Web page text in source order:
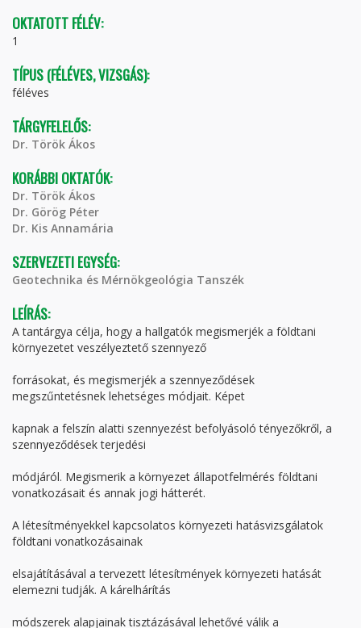
OKTATOTT FÉLÉV:
1
TÍPUS (FÉLÉVES, VIZSGÁS):
féléves
TÁRGYFELELŐS:
Dr. Török Ákos
KORÁBBI OKTATÓK:
Dr. Török Ákos
Dr. Görög Péter
Dr. Kis Annamária
SZERVEZETI EGYSÉG:
Geotechnika és Mérnökgeológia Tanszék
LEÍRÁS:
A tantárgya célja, hogy a hallgatók megismerjék a földtani
környezetet veszélyeztető szennyező
forrásokat, és megismerjék a szennyeződések
megszűntetésnek lehetséges módjait. Képet
kapnak a felszín alatti szennyezést befolyásoló tényezőkről, a
szennyeződések terjedési
módjáról. Megismerik a környezet állapotfelmérés földtani
vonatkozásait és annak jogi hátterét.
A létesítményekkel kapcsolatos környezeti hatásvizsgálatok
földtani vonatkozásainak
elsajátításával a tervezett létesítmények környezeti hatását
elemezni tudják. A kárelhárítás
módszerek alapjainak tisztázásával lehetővé válik a